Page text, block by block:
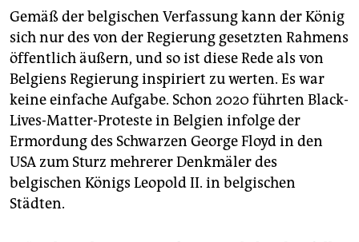
Gemäß der belgischen Verfassung kann der König
sich nur des von der Regierung gesetzten Rahmens
öffentlich äußern, und so ist diese Rede als von
Belgiens Regierung inspiriert zu werten. Es war
keine einfache Aufgabe. Schon 2020 führten Black-
Lives-Matter-Proteste in Belgien infolge der
Ermordung des Schwarzen George Floyd in den
USA zum Sturz mehrerer Denkmäler des
belgischen Königs Leopold II. in belgischen
Städten.